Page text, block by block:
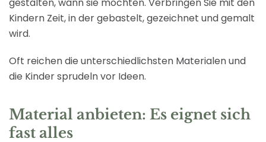
Kindern Zeit, in der gebastelt, gezeichnet und gemalt
wird.
Oft reichen die unterschiedlichsten Materialen und
die Kinder sprudeln vor Ideen.
Material anbieten: Es eignet sich
fast alles